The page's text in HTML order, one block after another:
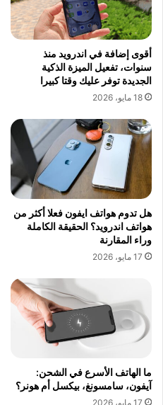
أقوى إضافة في اندرويد منذ
سنوات، تفعيل الميزة الذكية
الجديدة توفر عليك وقتا كبيرا
18 مايو، 2026
هل تدوم هواتف ايفون فعلا أكثر من
هواتف اندرويد؟ الحقيقة الكاملة
وراء المقارنة
17 مايو، 2026
ما الهاتف الأسرع في الشحن:
آيفون، سامسونغ، بيكسل أم هونر؟
17 مايو، 2026